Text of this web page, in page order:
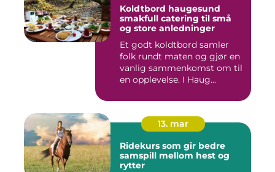
Koldtbord haugesund
smakfull catering til små
og store anledninger
Et godt koldtbord samler
folk rundt maten og gjør en
vanlig sammenkomst om til
en opplevelse. I Haug...
13. mar
Ridekurs som gir bedre
samspill mellom hest og
rytter